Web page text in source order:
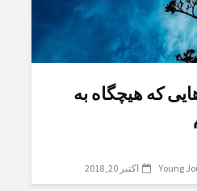
که هیچگاه به
Young اکتبر 20, 2018